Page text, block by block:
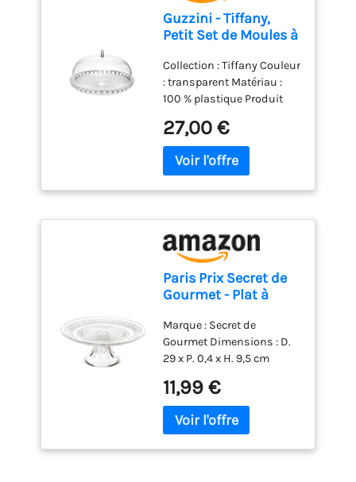
Guzzini - Tiffany,
Petit Set de Moules à
Transparent, Ø 30 x
h16 cm - 19950100
Collection : Tiffany Couleur
: transparent Matériau :
100 % plastique Produit
en Italie depuis 1912 Poids
du colis: 1.02 kilograms
27,00 €
Paris Prix Secret de
Gourmet - Plat à
Renaissance 29cm
Transparent
Marque : Secret de
Gourmet Dimensions : D.
29 x P. 0,4 x H. 9,5 cm
Transparent
11,99 €